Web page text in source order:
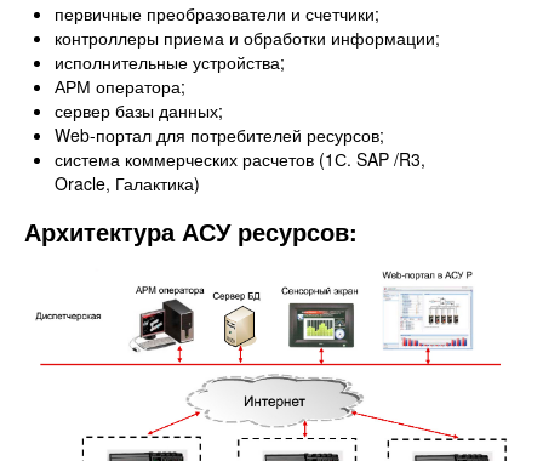
первичные преобразователи и счетчики;
контроллеры приема и обработки информации;
исполнительные устройства;
АРМ оператора;
сервер базы данных;
Web-портал для потребителей ресурсов;
система коммерческих расчетов (1С. SAP /R3,
Oracle, Галактика)
Архитектура АСУ ресурсов: